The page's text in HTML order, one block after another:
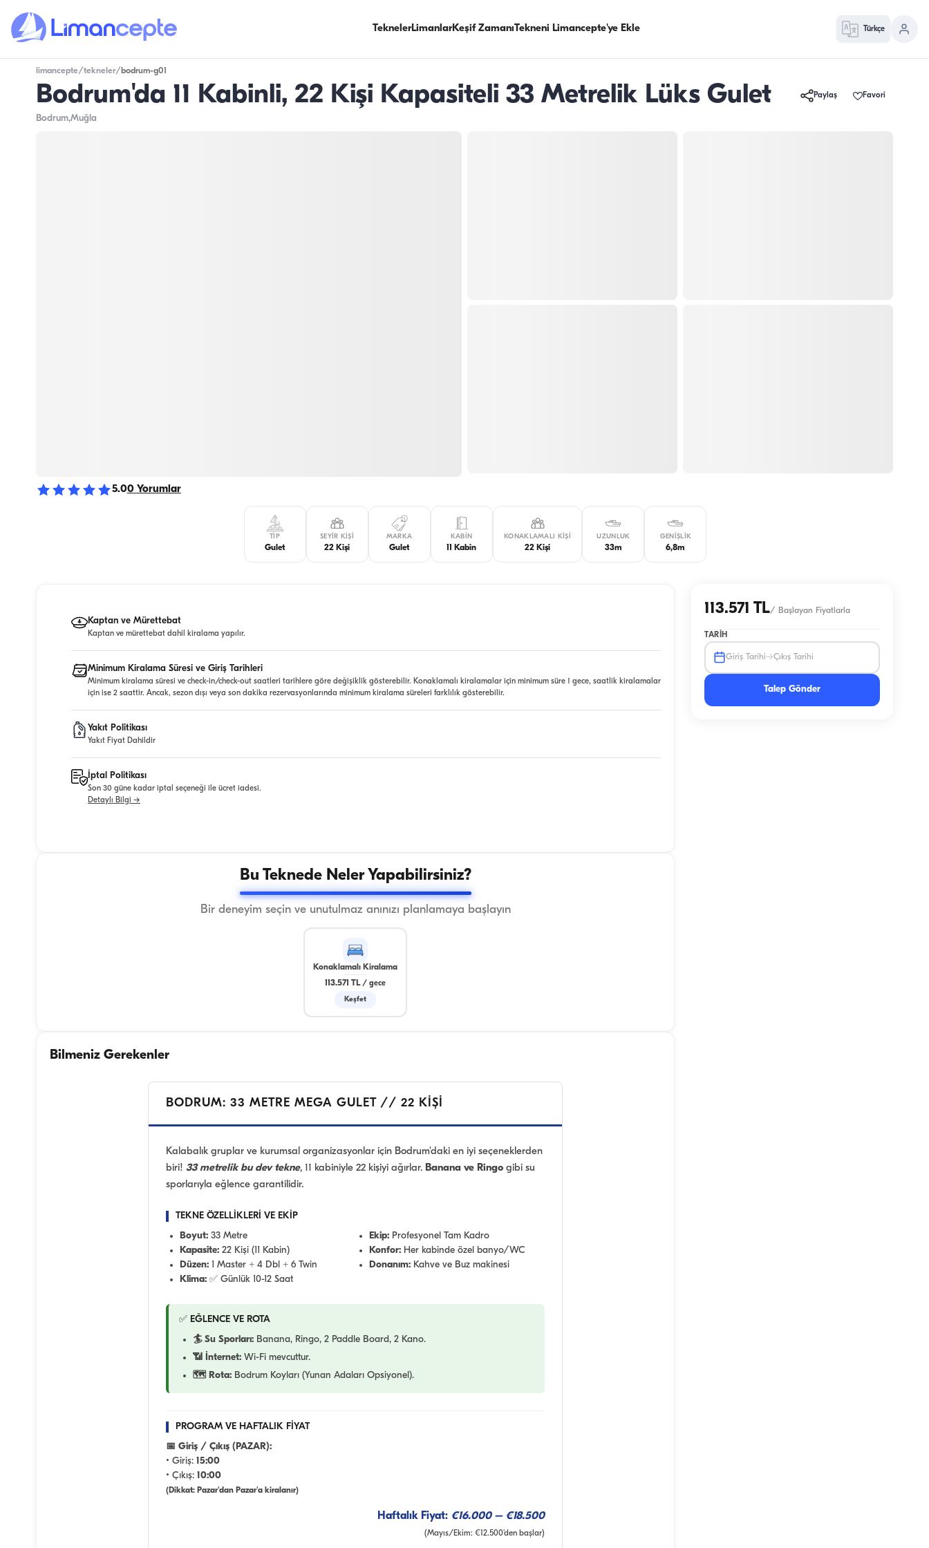
TeknelerLimanlarKeşif ZamanıTekneni Limancepte'ye Ekle Türkçe
limancepte/tekneler/ bodrum-g01
Bodrum'da 11 Kabinli, 22 Kişi Kapasiteli 33 Metrelik Lüks Gulet Paylaş Favori
Bodrum,Muğla
5.00 Yorumlar
TIP
Gulet
SEYIR KIŞI
22 Kişi
MARKA
Gulet
KABIN
11 Kabin
KONAKLAMALI KIŞI
22 Kişi
UZUNLUK
33m
GENIŞLIK
6,8m
Kaptan ve Mürettebat
Kaptan ve mürettebat dahil kiralama yapılır.
Minimum Kiralama Süresi ve Giriş Tarihleri
Minimum kiralama süresi ve check-in/check-out saatleri tarihlere göre değişiklik gösterebilir. Konaklamalı kiralamalar için minimum süre 1 gece, saatlik kiralamalar
için ise 2 saattir. Ancak, sezon dışı veya son dakika rezervasyonlarında minimum kiralama süreleri farklılık gösterebilir.
Yakıt Politikası
Yakıt Fiyat Dahildir
İptal Politikası
Son 30 güne kadar iptal seçeneği ile ücret iadesi.
Detaylı Bilgi →
Bu Teknede Neler Yapabilirsiniz?
Bir deneyim seçin ve unutulmaz anınızı planlamaya başlayın
Konaklamalı Kiralama
113.571 TL/ gece
Keşfet
Bilmeniz Gerekenler
BODRUM: 33 METRE MEGA GULET // 22 KİŞİ
Kalabalık gruplar ve kurumsal organizasyonlar için Bodrum'daki en iyi seçeneklerden
biri! 33 metrelik bu dev tekne, 11 kabiniyle 22 kişiyi ağırlar. Banana ve Ringo gibi su
sporlarıyla eğlence garantilidir.
TEKNE ÖZELLİKLERİ VE EKİP
Boyut: 33 Metre
Kapasite: 22 Kişi (11 Kabin)
Düzen: 1 Master + 4 Dbl + 6 Twin
Klima: ✅ Günlük 10-12 Saat
Ekip: Profesyonel Tam Kadro
Konfor: Her kabinde özel banyo/WC
Donanım: Kahve ve Buz makinesi
✅ EĞLENCE VE ROTA
🏄 Su Sporları: Banana, Ringo, 2 Paddle Board, 2 Kano.
📶 İnternet: Wi-Fi mevcuttur.
🗺️ Rota: Bodrum Koyları (Yunan Adaları Opsiyonel).
PROGRAM VE HAFTALIK FİYAT
📅 Giriş / Çıkış (PAZAR):
• Giriş: 15:00
• Çıkış: 10:00
(Dikkat: Pazar'dan Pazar'a kiralanır)
Haftalık Fiyat: €16.000 – €18.500
(Mayıs/Ekim: €12.500'den başlar)
113.571 TL/ Başlayan Fiyatlarla
TARIH
Giriş Tarihi→Çıkış Tarihi
Talep Gönder